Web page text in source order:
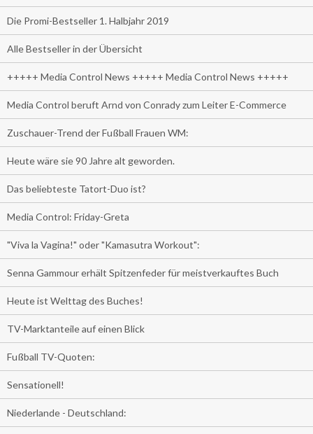
Die Promi-Bestseller 1. Halbjahr 2019
Alle Bestseller in der Übersicht
+++++ Media Control News +++++ Media Control News +++++
Media Control beruft Arnd von Conrady zum Leiter E-Commerce
Zuschauer-Trend der Fußball Frauen WM:
Heute wäre sie 90 Jahre alt geworden.
Das beliebteste Tatort-Duo ist?
Media Control: Friday-Greta
"Viva la Vagina!" oder "Kamasutra Workout":
Senna Gammour erhält Spitzenfeder für meistverkauftes Buch
Heute ist Welttag des Buches!
TV-Marktanteile auf einen Blick
Fußball TV-Quoten:
Sensationell!
Niederlande - Deutschland: